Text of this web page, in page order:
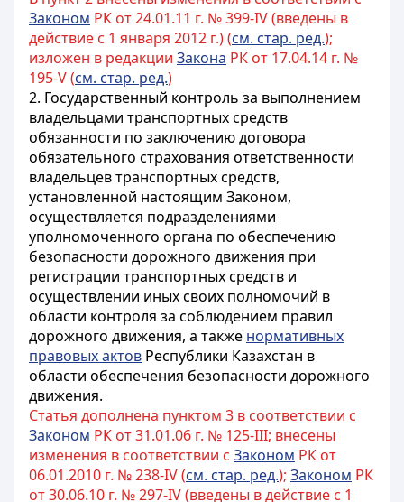
Законом РК от 24.01.11 г. № 399-IV (введены в
действие с 1 января 2012 г.) (см. стар. ред.);
изложен в редакции Закона РК от 17.04.14 г. №
195-V (см. стар. ред.)
2. Государственный контроль за выполнением
владельцами транспортных средств
обязанности по заключению договора
обязательного страхования ответственности
владельцев транспортных средств,
установленной настоящим Законом,
осуществляется подразделениями
уполномоченного органа по обеспечению
безопасности дорожного движения при
регистрации транспортных средств и
осуществлении иных своих полномочий в
области контроля за соблюдением правил
дорожного движения, а также нормативных
правовых актов Республики Казахстан в
области обеспечения безопасности дорожного
движения.
Статья дополнена пунктом 3 в соответствии с
Законом РК от 31.01.06 г. № 125-III; внесены
изменения в соответствии с Законом РК от
06.01.2010 г. № 238-IV (см. стар. ред.); Законом РК
от 30.06.10 г. № 297-IV (введены в действие с 1